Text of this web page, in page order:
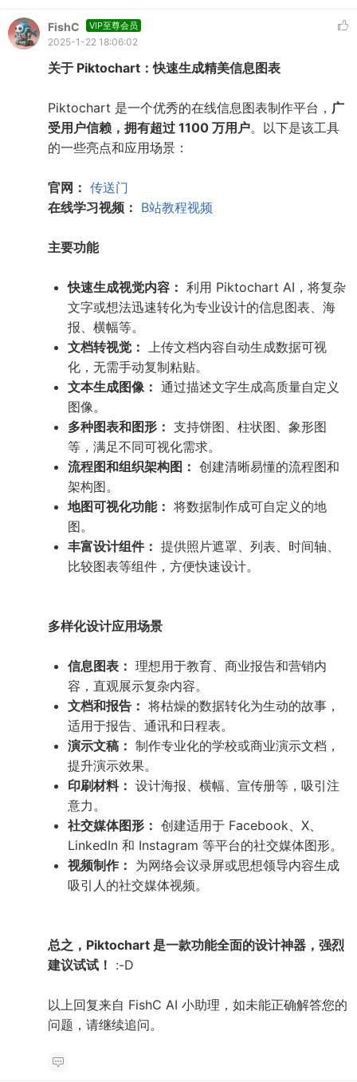
FishC VIP至尊会员
2025-1-22 18:06:02
关于 Piktochart：快速生成精美信息图表
Piktochart 是一个优秀的在线信息图表制作平台， 广
受用户信赖，拥有超过 1100 万用户。以下是该工具
的一些亮点和应用场景：
官网： 传送门
在线学习视频： B站教程视频
主要功能
快速生成视觉内容： 利用 Piktochart AI，将复杂
文字或想法迅速转化为专业设计的信息图表、海
报、横幅等。
文档转视觉： 上传文档内容自动生成数据可视
化，无需手动复制粘贴。
文本生成图像： 通过描述文字生成高质量自定义
图像。
多种图表和图形： 支持饼图、柱状图、象形图
等，满足不同可视化需求。
流程图和组织架构图： 创建清晰易懂的流程图和
架构图。
地图可视化功能： 将数据制作成可自定义的地
图。
丰富设计组件： 提供照片遮罩、列表、时间轴、
比较图表等组件，方便快速设计。
多样化设计应用场景
信息图表： 理想用于教育、商业报告和营销内
容，直观展示复杂内容。
文档和报告： 将枯燥的数据转化为生动的故事，
适用于报告、通讯和日程表。
演示文稿： 制作专业化的学校或商业演示文档，
提升演示效果。
印刷材料： 设计海报、横幅、宣传册等，吸引注
意力。
社交媒体图形： 创建适用于 Facebook、X、
LinkedIn 和 Instagram 等平台的社交媒体图形。
视频制作： 为网络会议录屏或思想领导内容生成
吸引人的社交媒体视频。
总之，Piktochart 是一款功能全面的设计神器，强烈
建议试试！ :-D
以上回复来自 FishC AI 小助理，如未能正确解答您的
问题，请继续追问。